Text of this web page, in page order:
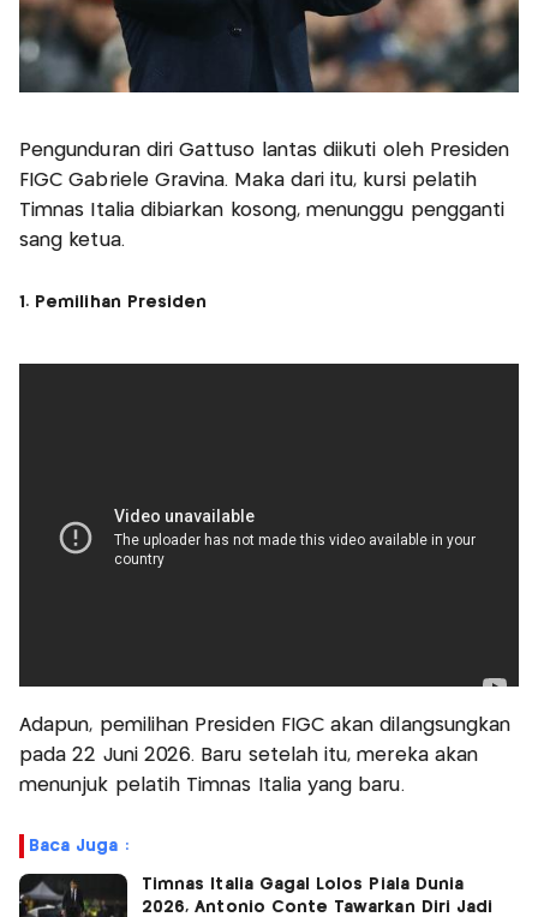
Pengunduran diri Gattuso lantas diikuti oleh Presiden
FIGC Gabriele Gravina. Maka dari itu, kursi pelatih
Timnas Italia dibiarkan kosong, menunggu pengganti
sang ketua.
1. Pemilihan Presiden
Adapun, pemilihan Presiden FIGC akan dilangsungkan
pada 22 Juni 2026. Baru setelah itu, mereka akan
menunjuk pelatih Timnas Italia yang baru.
Baca Juga :
Timnas Italia Gagal Lolos Piala Dunia
2026, Antonio Conte Tawarkan Diri Jadi